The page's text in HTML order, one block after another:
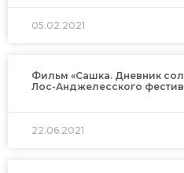
05.02.2021
Фильм «Сашка. Дневник
Лос-Анджелесского
22.06.2021